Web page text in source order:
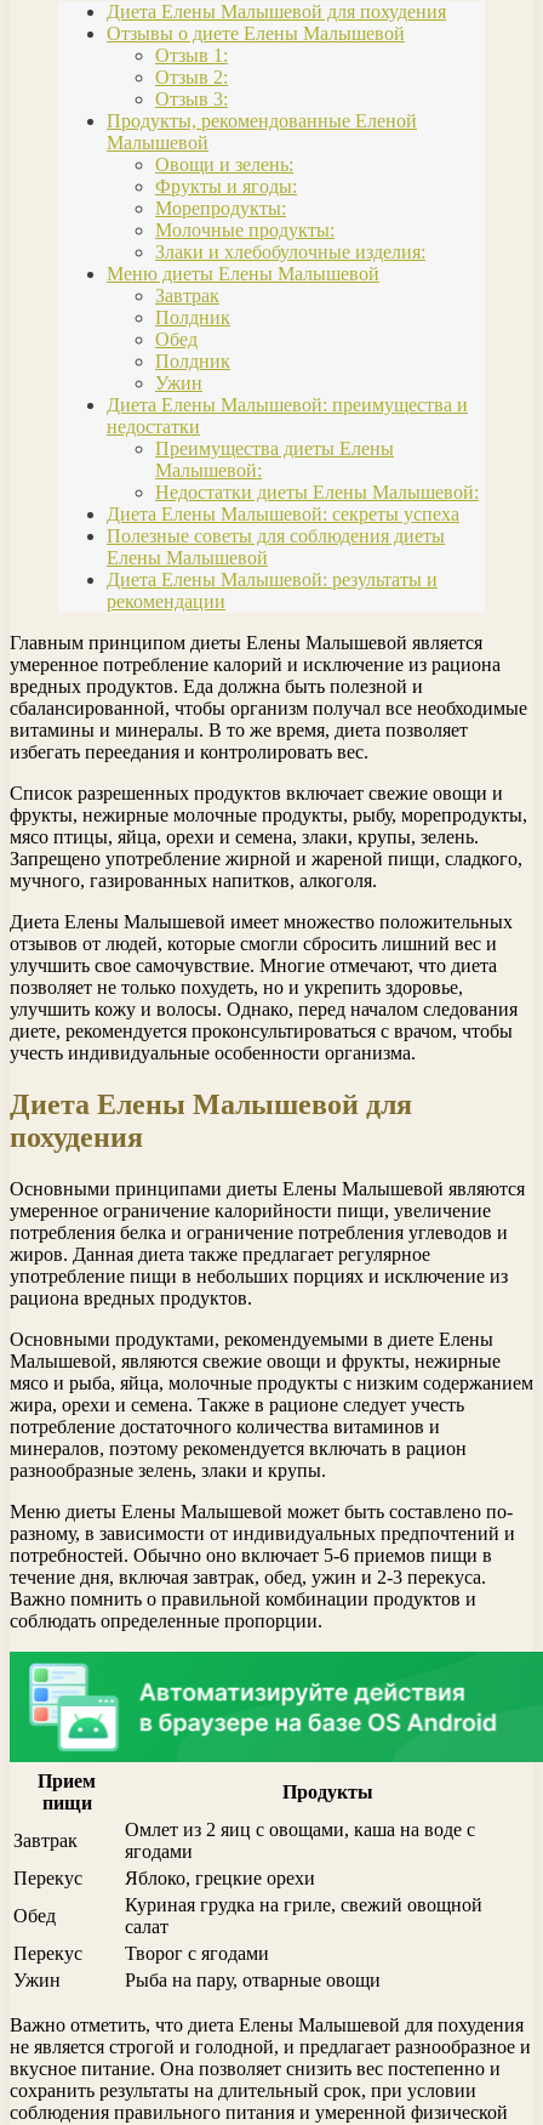
Диета Елены Малышевой для похудения
Отзывы о диете Елены Малышевой
Отзыв 1:
Отзыв 2:
Отзыв 3:
Продукты, рекомендованные Еленой
Малышевой
Овощи и зелень:
Фрукты и ягоды:
Морепродукты:
Молочные продукты:
Злаки и хлебобулочные изделия:
Меню диеты Елены Малышевой
Завтрак
Полдник
Обед
Полдник
Ужин
Диета Елены Малышевой: преимущества и
недостатки
Преимущества диеты Елены
Малышевой:
Недостатки диеты Елены Малышевой:
Диета Елены Малышевой: секреты успеха
Полезные советы для соблюдения диеты
Елены Малышевой
Диета Елены Малышевой: результаты и
рекомендации
Главным принципом диеты Елены Малышевой является
умеренное потребление калорий и исключение из рациона
вредных продуктов. Еда должна быть полезной и
сбалансированной, чтобы организм получал все необходимые
витамины и минералы. В то же время, диета позволяет
избегать переедания и контролировать вес.
Список разрешенных продуктов включает свежие овощи и
фрукты, нежирные молочные продукты, рыбу, морепродукты,
мясо птицы, яйца, орехи и семена, злаки, крупы, зелень.
Запрещено употребление жирной и жареной пищи, сладкого,
мучного, газированных напитков, алкоголя.
Диета Елены Малышевой имеет множество положительных
отзывов от людей, которые смогли сбросить лишний вес и
улучшить свое самочувствие. Многие отмечают, что диета
позволяет не только похудеть, но и укрепить здоровье,
улучшить кожу и волосы. Однако, перед началом следования
диете, рекомендуется проконсультироваться с врачом, чтобы
учесть индивидуальные особенности организма.
Диета Елены Малышевой для
похудения
Основными принципами диеты Елены Малышевой являются
умеренное ограничение калорийности пищи, увеличение
потребления белка и ограничение потребления углеводов и
жиров. Данная диета также предлагает регулярное
употребление пищи в небольших порциях и исключение из
рациона вредных продуктов.
Основными продуктами, рекомендуемыми в диете Елены
Малышевой, являются свежие овощи и фрукты, нежирные
мясо и рыба, яйца, молочные продукты с низким содержанием
жира, орехи и семена. Также в рационе следует учесть
потребление достаточного количества витаминов и
минералов, поэтому рекомендуется включать в рацион
разнообразные зелень, злаки и крупы.
Меню диеты Елены Малышевой может быть составлено по-
разному, в зависимости от индивидуальных предпочтений и
потребностей. Обычно оно включает 5-6 приемов пищи в
течение дня, включая завтрак, обед, ужин и 2-3 перекуса.
Важно помнить о правильной комбинации продуктов и
соблюдать определенные пропорции.
Прием
пищи
Продукты
Завтрак
Омлет из 2 яиц с овощами, каша на воде с
ягодами
Перекус
Яблоко, грецкие орехи
Обед
Куриная грудка на гриле, свежий овощной
салат
Перекус
Творог с ягодами
Ужин
Рыба на пару, отварные овощи
Важно отметить, что диета Елены Малышевой для похудения
не является строгой и голодной, и предлагает разнообразное и
вкусное питание. Она позволяет снизить вес постепенно и
сохранить результаты на длительный срок, при условии
соблюдения правильного питания и умеренной физической